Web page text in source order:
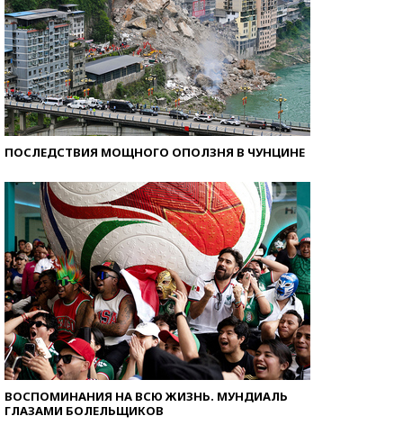
ПОСЛЕДСТВИЯ МОЩНОГО ОПОЛЗНЯ В ЧУНЦИНЕ
ВОСПОМИНАНИЯ НА ВСЮ ЖИЗНЬ. МУНДИАЛЬ
ГЛАЗАМИ БОЛЕЛЬЩИКОВ